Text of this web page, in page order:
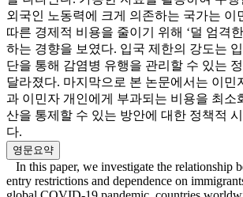
외국인 노동력에 크게 의존하는 국가는 이
따른 경제적 비용을 줄이기 위해 ‘덜 엄격
하는 경향을 보였다. 입국 제한의 강도는
단을 통해 감염병 유행을 관리할 수 있는
달라졌다. 마지막으로 본 논문에서는 이민
과 이민자 개인에게 부과되는 비용을 최소
산을 통제할 수 있는 방안에 대한 정책적
다.
영문요약
In this paper, we investigate the relationship
entry restrictions and dependence on